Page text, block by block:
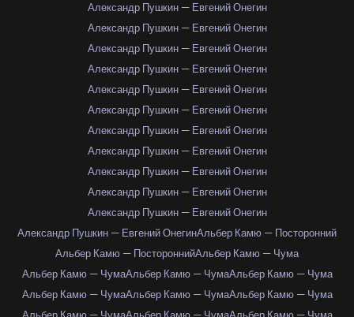
Александр Пушкин — Евгений Онегин
Александр Пушкин — Евгений Онегин
Александр Пушкин — Евгений Онегин
Александр Пушкин — Евгений Онегин
Александр Пушкин — Евгений Онегин
Александр Пушкин — Евгений Онегин
Александр Пушкин — Евгений Онегин
Александр Пушкин — Евгений Онегин
Александр Пушкин — Евгений Онегин
Александр Пушкин — Евгений Онегин
Александр Пушкин — Евгений Онегин
Александр Пушкин — Евгений ОнегинАльбер Камю — Посторонний
Альбер Камю — ПостороннийАльбер Камю — Чума
Альбер Камю — ЧумаАльбер Камю — ЧумаАльбер Камю — Чума
Альбер Камю — ЧумаАльбер Камю — ЧумаАльбер Камю — Чума